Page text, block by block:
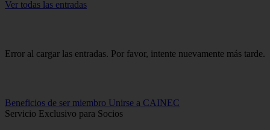
Ver todas las entradas
Error al cargar las entradas. Por favor, intente nuevamente más tarde.
Beneficios de ser miembro Unirse a CAINEC
Servicio Exclusivo para Socios